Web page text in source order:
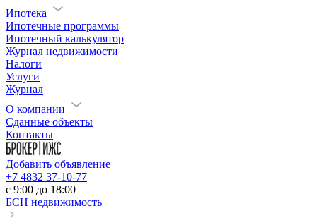
Ипотека
Ипотечные программы
Ипотечный калькулятор
Журнал недвижимости
Налоги
Услуги
Журнал
О компании
Сданные объекты
Контакты
Добавить объявление
+7 4832 37-10-77
c 9:00 до 18:00
БСН недвижимость